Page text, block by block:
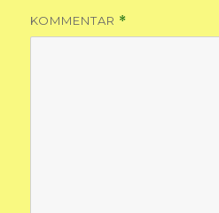
KOMMENTAR *